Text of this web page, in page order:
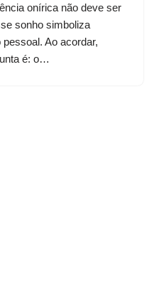
onírica não deve ser
sonho simboliza
Ao acordar,
é: o…